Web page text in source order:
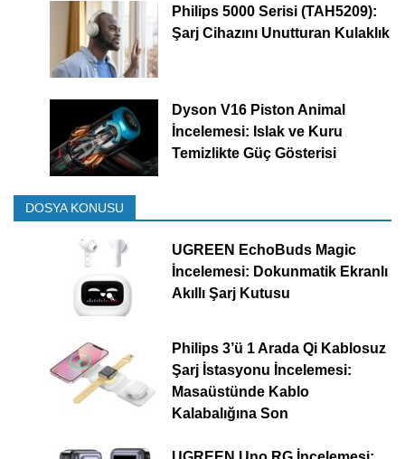
Philips 5000 Serisi (TAH5209):
Şarj Cihazını Unutturan Kulaklık
Dyson V16 Piston Animal
İncelemesi: Islak ve Kuru
Temizlikte Güç Gösterisi
DOSYA KONUSU
UGREEN EchoBuds Magic
İncelemesi: Dokunmatik Ekranlı
Akıllı Şarj Kutusu
Philips 3’ü 1 Arada Qi Kablosuz
Şarj İstasyonu İncelemesi:
Masaüstünde Kablo
Kalabalığına Son